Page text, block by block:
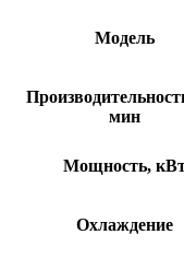
Модель
мин
Мощность,
Охлаждение